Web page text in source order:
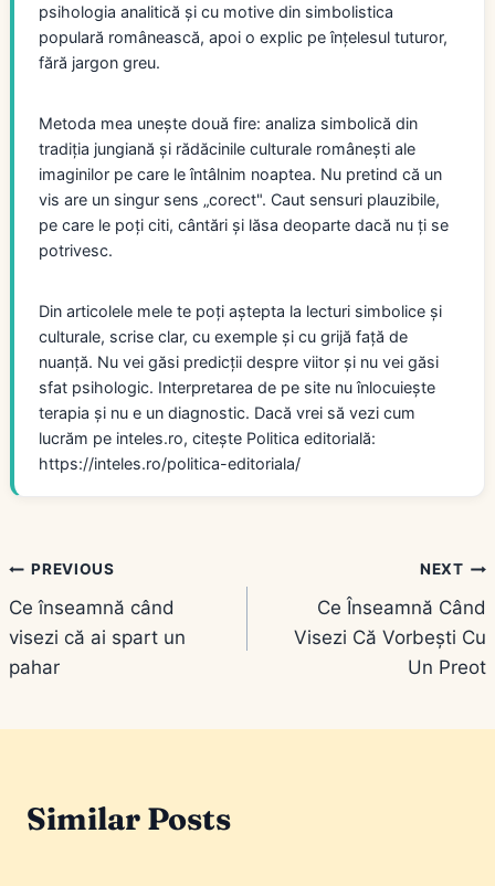
psihologia analitică și cu motive din simbolistica
populară românească, apoi o explic pe înțelesul tuturor,
fără jargon greu.
Metoda mea unește două fire: analiza simbolică din
tradiția jungiană și rădăcinile culturale românești ale
imaginilor pe care le întâlnim noaptea. Nu pretind că un
vis are un singur sens „corect". Caut sensuri plauzibile,
pe care le poți citi, cântări și lăsa deoparte dacă nu ți se
potrivesc.
Din articolele mele te poți aștepta la lecturi simbolice și
culturale, scrise clar, cu exemple și cu grijă față de
nuanță. Nu vei găsi predicții despre viitor și nu vei găsi
sfat psihologic. Interpretarea de pe site nu înlocuiește
terapia și nu e un diagnostic. Dacă vrei să vezi cum
lucrăm pe inteles.ro, citește Politica editorială:
https://inteles.ro/politica-editoriala/
Navigare
în
articole
PREVIOUS
Ce înseamnă când
visezi că ai spart un
pahar
NEXT
Ce Înseamnă Când
Visezi Că Vorbești Cu
Un Preot
Similar Posts